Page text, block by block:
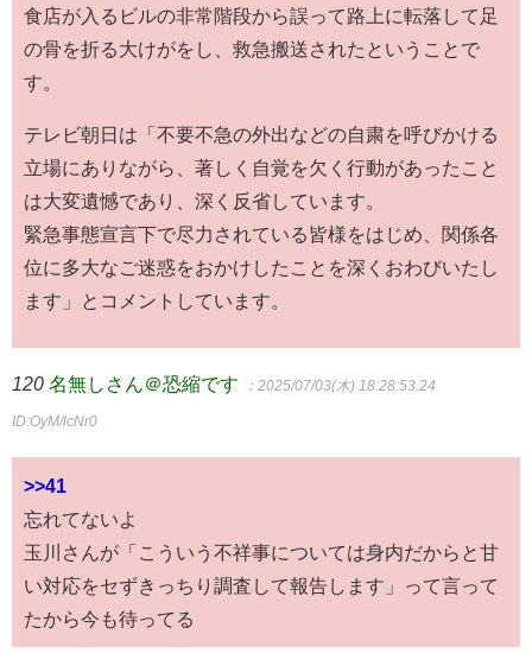
食店が入るビルの非常階段から誤って路上に転落して足
の骨を折る大けがをし、救急搬送されたということで
す。
テレビ朝日は「不要不急の外出などの自粛を呼びかける
立場にありながら、著しく自覚を欠く行動があったこと
は大変遺憾であり、深く反省しています。
緊急事態宣言下で尽力されている皆様をはじめ、関係各
位に多大なご迷惑をおかけしたことを深くおわびいたし
ます」とコメントしています。
120 名無しさん＠恐縮です ：2025/07/03(木) 18:28:53.24
ID:OyM/lcNr0
>>41
忘れてないよ
玉川さんが「こういう不祥事については身内だからと甘
い対応をセずきっちり調査して報告します」って言って
たから今も待ってる